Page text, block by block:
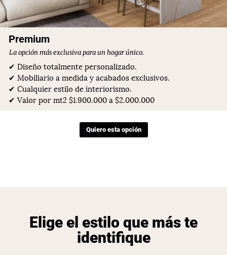
Premium
La opción más exclusiva para un hogar único.
✔ Diseño totalmente personalizado.
✔ Mobiliario a medida y acabados exclusivos.
✔ Cualquier estilo de interiorismo.
✔ Valor por mt2 $1.900.000 a $2.000.000
Quiero esta opción
Elige el estilo que más te
identifique